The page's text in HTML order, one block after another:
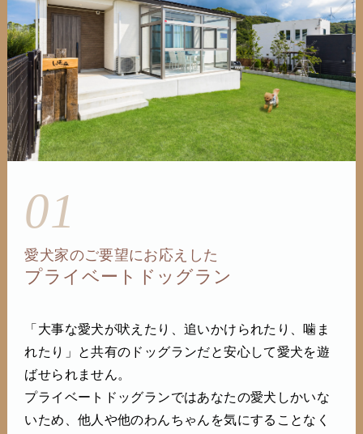
01
愛犬家のご要望にお応えした
プライベートドッグラン
「大事な愛犬が吠えたり、追いかけられたり、噛ま
れたり」と共有のドッグランだと安心して愛犬を遊
ばせられません。
プライベートドッグランではあなたの愛犬しかいな
いため、他人や他のわんちゃんを気にすることなく